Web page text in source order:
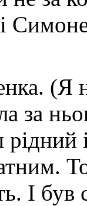
(Я
за
І